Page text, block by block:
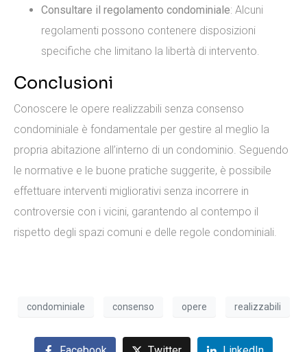
Consultare il regolamento condominiale: Alcuni
regolamenti possono contenere disposizioni
specifiche che limitano la libertà di intervento.
Conclusioni
Conoscere le opere realizzabili senza consenso
condominiale è fondamentale per gestire al meglio la
propria abitazione all’interno di un condominio. Seguendo
le normative e le buone pratiche suggerite, è possibile
effettuare interventi migliorativi senza incorrere in
controversie con i vicini, garantendo al contempo il
rispetto degli spazi comuni e delle regole condominiali.
condominiale consenso opere realizzabili